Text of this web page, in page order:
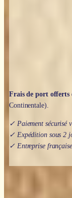
Frais de port offerts
Continentale).
✓ Paiement sécurisé
✓ Expédition sous 2
✓ Entreprise française